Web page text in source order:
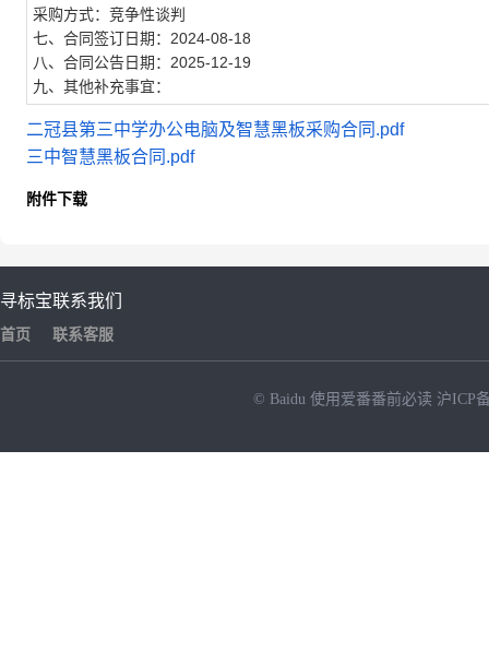
采购方式：竞争性谈判
七、合同签订日期：2024-08-18
八、合同公告日期：2025-12-19
九、其他补充事宜：
二冠县第三中学办公电脑及智慧黑板采购合同.pdf
三中智慧黑板合同.pdf
附件下载
寻标宝
首页
联系我们
联系客服
© Baidu 使用爱番番前必读 沪ICP